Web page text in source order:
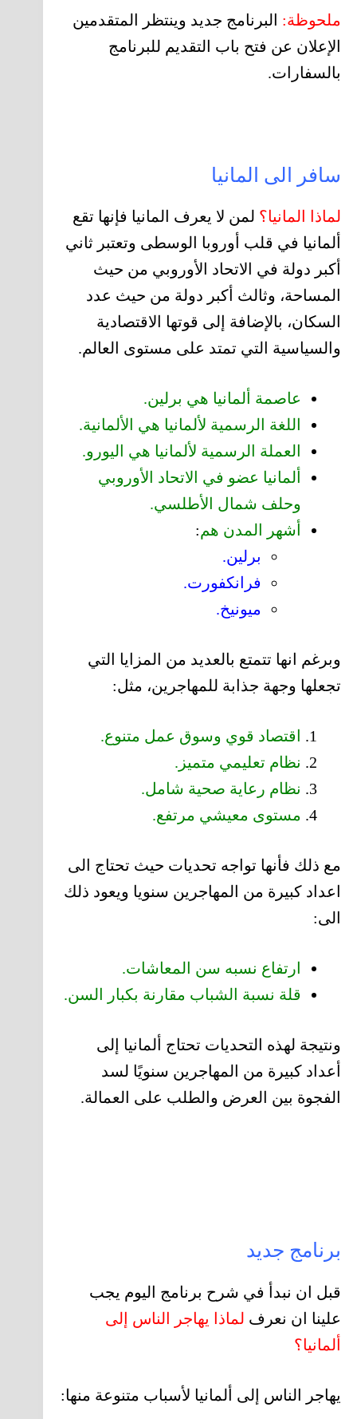
ملحوظة: البرنامج جديد وينتظر المتقدمين
الإعلان عن فتح باب التقديم للبرنامج
بالسفارات.
سافر الى المانيا
لماذا المانيا؟ لمن لا يعرف المانيا فإنها تقع
ألمانيا في قلب أوروبا الوسطى وتعتبر ثاني
أكبر دولة في الاتحاد الأوروبي من حيث
المساحة، وثالث أكبر دولة من حيث عدد
السكان، بالإضافة إلى قوتها الاقتصادية
والسياسية التي تمتد على مستوى العالم.
عاصمة ألمانيا هي برلين.
اللغة الرسمية لألمانيا هي الألمانية.
العملة الرسمية لألمانيا هي اليورو.
ألمانيا عضو في الاتحاد الأوروبي
وحلف شمال الأطلسي.
أشهر المدن هم:
برلين.
فرانكفورت.
ميونيخ.
وبرغم انها تتمتع بالعديد من المزايا التي
تجعلها وجهة جذابة للمهاجرين، مثل:
اقتصاد قوي وسوق عمل متنوع.
نظام تعليمي متميز.
نظام رعاية صحية شامل.
مستوى معيشي مرتفع.
مع ذلك فأنها تواجه تحديات حيث تحتاج الى
اعداد كبيرة من المهاجرين سنويا ويعود ذلك
الى:
ارتفاع نسبه سن المعاشات.
قلة نسبة الشباب مقارنة بكبار السن.
ونتيجة لهذه التحديات تحتاج ألمانيا إلى
أعداد كبيرة من المهاجرين سنويًا لسد
الفجوة بين العرض والطلب على العمالة.
برنامج جديد
قبل ان نبدأ في شرح برنامج اليوم يجب
علينا ان نعرف لماذا يهاجر الناس إلى
ألمانيا؟
يهاجر الناس إلى ألمانيا لأسباب متنوعة منها: